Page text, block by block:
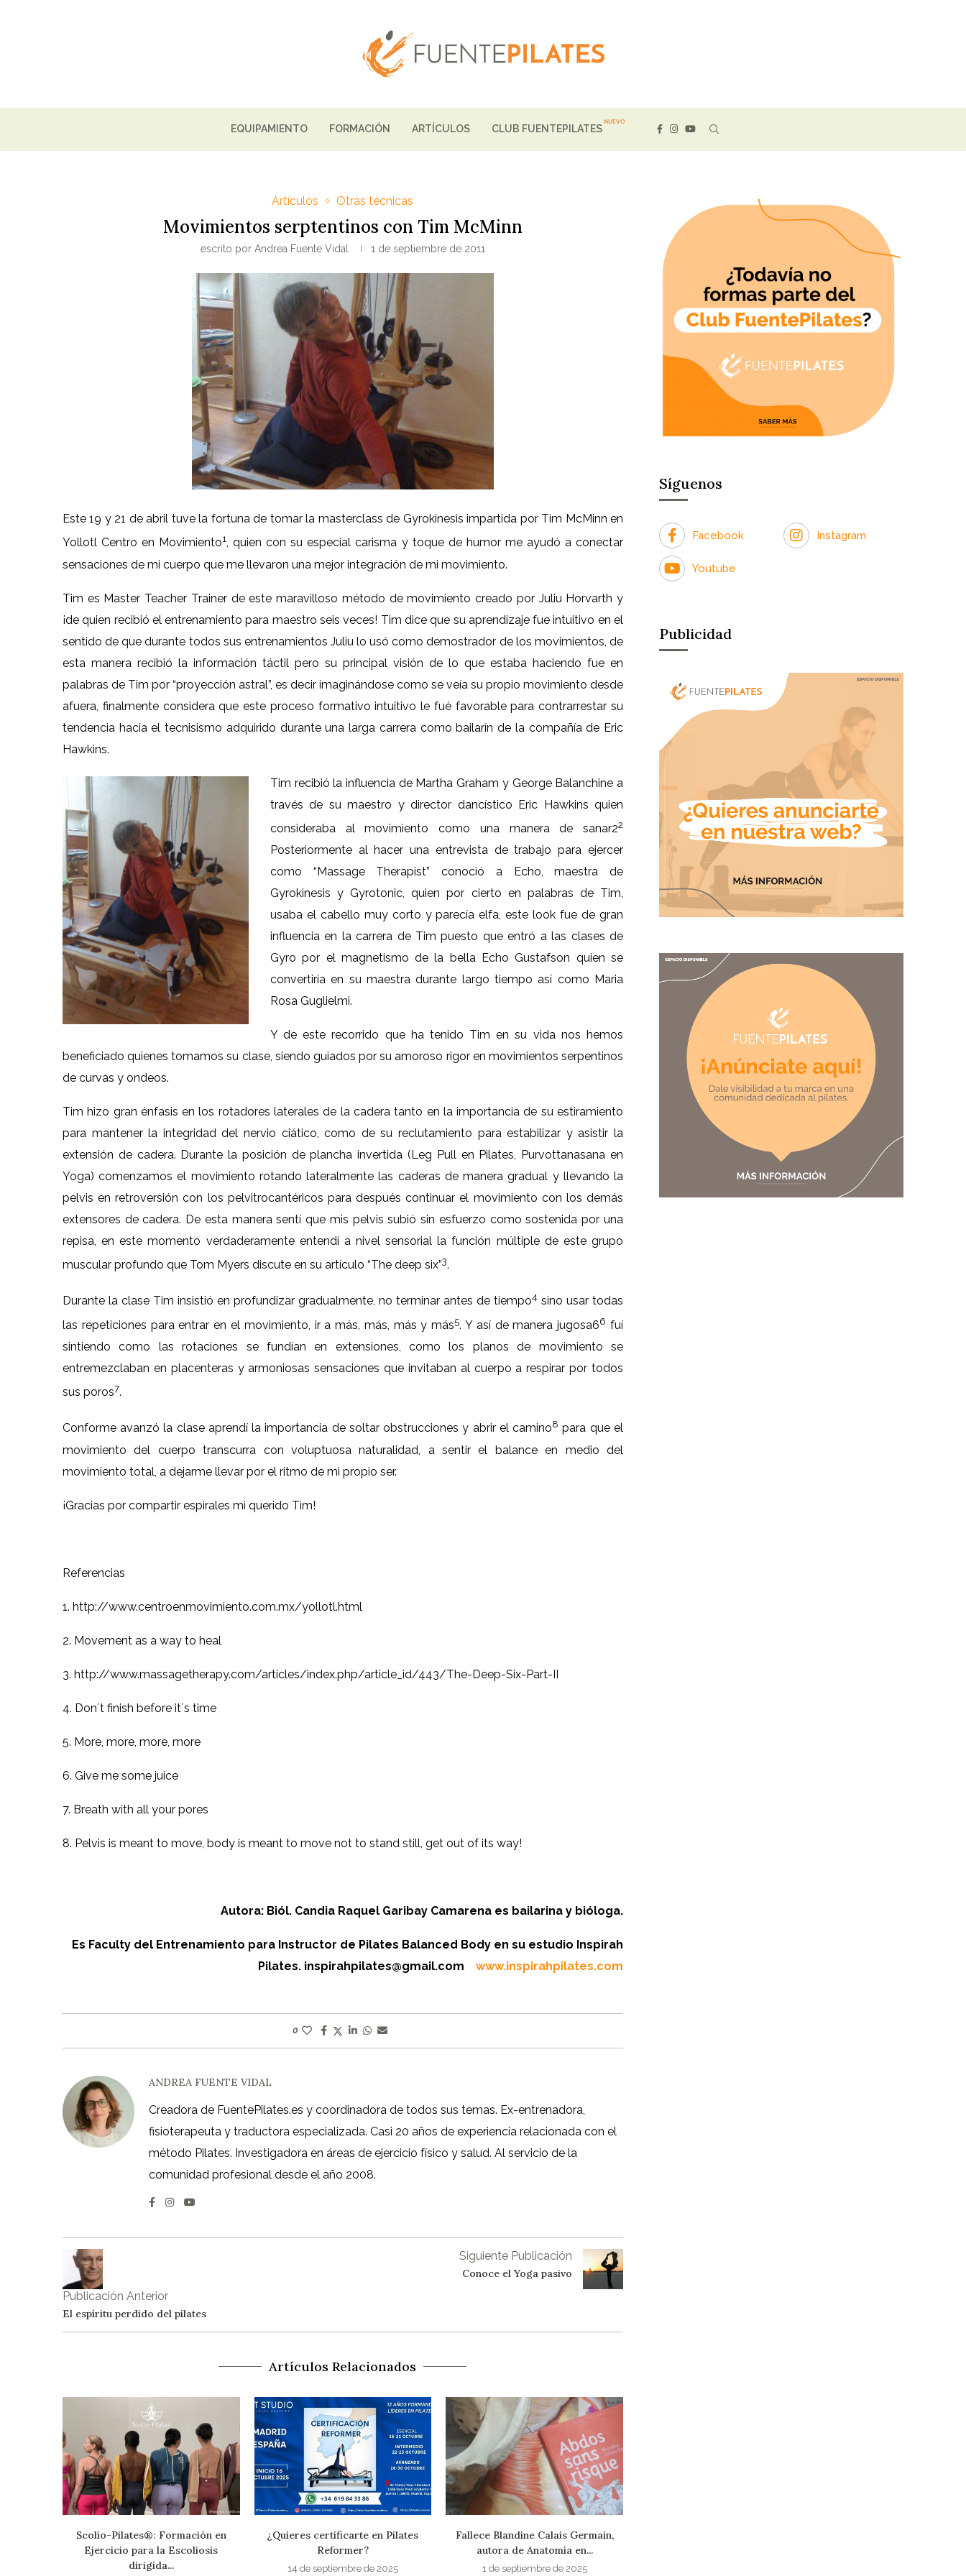
EQUIPAMIENTO FORMACIÓN ARTÍCULOS CLUB FUENTEPILATES
Artículos Otras técnicas
Movimientos serptentinos con Tim McMinn
escrito por Andrea Fuente Vidal 1 de septiembre de 2011
Este 19 y 21 de abril tuve la fortuna de tomar la masterclass de Gyrokinesis impartida por Tim McMinn en
Yollotl Centro en Movimiento1, quien con su especial carisma y toque de humor me ayudó a conectar
sensaciones de mi cuerpo que me llevaron una mejor integración de mi movimiento.
Tim es Master Teacher Trainer de este maravilloso método de movimiento creado por Juliu Horvarth y
¡de quien recibió el entrenamiento para maestro seis veces! Tim dice que su aprendizaje fue intuitivo en el
sentido de que durante todos sus entrenamientos Juliu lo usó como demostrador de los movimientos, de
esta manera recibió la información táctil pero su principal visión de lo que estaba haciendo fue en
palabras de Tim por “proyección astral”, es decir imaginándose como se veía su propio movimiento desde
afuera, finalmente considera que este proceso formativo intuitivo le fué favorable para contrarrestar su
tendencia hacia el tecnisismo adquirido durante una larga carrera como bailarín de la compañía de Eric
Hawkins.
Tim recibió la influencia de Martha Graham y George Balanchine a
través de su maestro y director dancístico Eric Hawkins quien
consideraba al movimiento como una manera de sanar22
Posteriormente al hacer una entrevista de trabajo para ejercer
como “Massage Therapist” conoció a Echo, maestra de
Gyrokinesis y Gyrotonic, quien por cierto en palabras de Tim,
usaba el cabello muy corto y parecía elfa, este look fue de gran
influencia en la carrera de Tim puesto que entró a las clases de
Gyro por el magnetismo de la bella Echo Gustafson quien se
convertiría en su maestra durante largo tiempo así como Maria
Rosa Guglielmi.
Y de este recorrido que ha tenido Tim en su vida nos hemos
beneficiado quienes tomamos su clase, siendo guiados por su amoroso rigor en movimientos serpentinos
de curvas y ondeos.
Tim hizo gran énfasis en los rotadores laterales de la cadera tanto en la importancia de su estiramiento
para mantener la integridad del nervio ciático, como de su reclutamiento para estabilizar y asistir la
extensión de cadera. Durante la posición de plancha invertida (Leg Pull en Pilates, Purvottanasana en
Yoga) comenzamos el movimiento rotando lateralmente las caderas de manera gradual y llevando la
pelvis en retroversión con los pelvitrocantéricos para después continuar el movimiento con los demás
extensores de cadera. De esta manera sentí que mis pelvis subió sin esfuerzo como sostenida por una
repisa, en este momento verdaderamente entendí a nivel sensorial la función múltiple de este grupo
muscular profundo que Tom Myers discute en su artículo “The deep six”3.
Durante la clase Tim insistió en profundizar gradualmente, no terminar antes de tiempo4 sino usar todas
las repeticiones para entrar en el movimiento, ir a más, más, más y más5. Y así de manera jugosa66 fuí
sintiendo como las rotaciones se fundían en extensiones, como los planos de movimiento se
entremezclaban en placenteras y armoniosas sensaciones que invitaban al cuerpo a respirar por todos
sus poros7.
Conforme avanzó la clase aprendí la importancia de soltar obstrucciones y abrir el camino8 para que el
movimiento del cuerpo transcurra con voluptuosa naturalidad, a sentir el balance en medio del
movimiento total, a dejarme llevar por el ritmo de mi propio ser.
¡Gracias por compartir espirales mi querido Tim!
Referencias
1. http://www.centroenmovimiento.com.mx/yollotl.html
2. Movement as a way to heal
3. http://www.massagetherapy.com/articles/index.php/article_id/443/The-Deep-Six-Part-II
4. Don´t finish before it´s time
5. More, more, more, more
6. Give me some juice
7. Breath with all your pores
8. Pelvis is meant to move, body is meant to move not to stand still, get out of its way!
Autora: Biól. Candia Raquel Garibay Camarena es bailarina y bióloga.
Es Faculty del Entrenamiento para Instructor de Pilates Balanced Body en su estudio Inspirah
Pilates. inspirahpilates@gmail.com www.inspirahpilates.com
0
ANDREA FUENTE VIDAL
Creadora de FuentePilates.es y coordinadora de todos sus temas. Ex-entrenadora,
fisioterapeuta y traductora especializada. Casi 20 años de experiencia relacionada con el
método Pilates. Investigadora en áreas de ejercicio físico y salud. Al servicio de la
comunidad profesional desde el año 2008.
Publicación Anterior
El espíritu perdido del pilates
Siguiente Publicación
Conoce el Yoga pasivo
Artículos Relacionados
¿Quieres certificarte en Pilates
Reformer?
14 de septiembre de 2025
Fallece Blandine Calais Germain,
autora de Anatomía en...
1 de septiembre de 2025
4ª Edic. Curso Online Suelo Pélvico
4 de febrero de 2025
Síguenos
Facebook Instagram
Youtube
Publicidad